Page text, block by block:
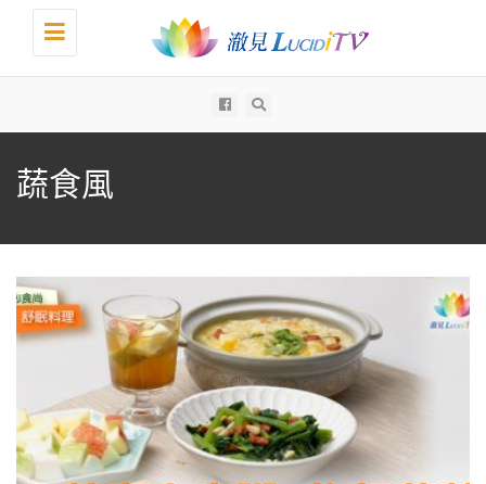
Toggle
navigation
蔬食風